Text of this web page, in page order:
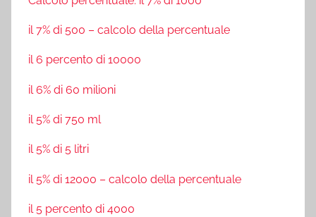
il 7% di 500 – calcolo della percentuale
il 6 percento di 10000
il 6% di 60 milioni
il 5% di 750 ml
il 5% di 5 litri
il 5% di 12000 – calcolo della percentuale
il 5 percento di 4000